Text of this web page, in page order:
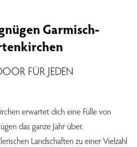
Garmisch-
FÜR JEDEN
erwartet dich eine Fülle von
das ganze Jahr über.
Landschaften zu einer Vielzahl